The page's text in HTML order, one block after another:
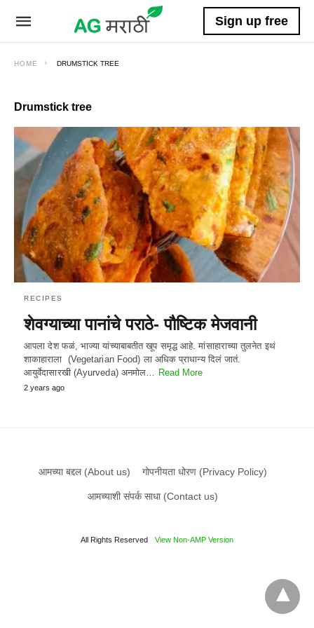
Sign up free
HOME DRUMSTICK TREE
Drumstick tree
RECIPES
शेवग्याच्या पानांचे पराठे- पौष्टिक मेजवानी
आपला देश फळं, भाज्या यांच्याबाबतीत खूप समृद्ध आहे. मांसाहाराच्या तुलनेत इथं
शाकाहाराला (Vegetarian Food) ला अधिक प्राधान्य दिलं जातं.
आयुर्वेदासारखी (Ayurveda) अनमोल… Read More
2 years ago
आमच्या बद्दल (About us) गोपनीयता धोरण (Privacy Policy)
आमच्याशी संपर्क साधा (Contact us)
All Rights Reserved View Non-AMP Version